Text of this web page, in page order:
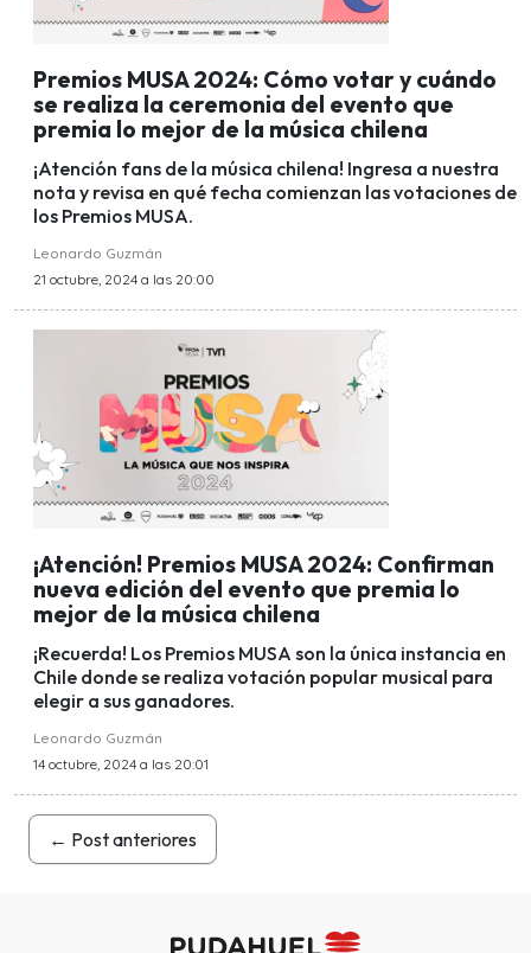
Premios MUSA 2024: Cómo votar y cuándo
se realiza la ceremonia del evento que
premia lo mejor de la música chilena
¡Atención fans de la música chilena! Ingresa a nuestra
nota y revisa en qué fecha comienzan las votaciones de
los Premios MUSA.
Leonardo Guzmán
21 octubre, 2024 a las 20:00
¡Atención! Premios MUSA 2024: Confirman
nueva edición del evento que premia lo
mejor de la música chilena
¡Recuerda! Los Premios MUSA son la única instancia en
Chile donde se realiza votación popular musical para
elegir a sus ganadores.
Leonardo Guzmán
14 octubre, 2024 a las 20:01
← Post anteriores